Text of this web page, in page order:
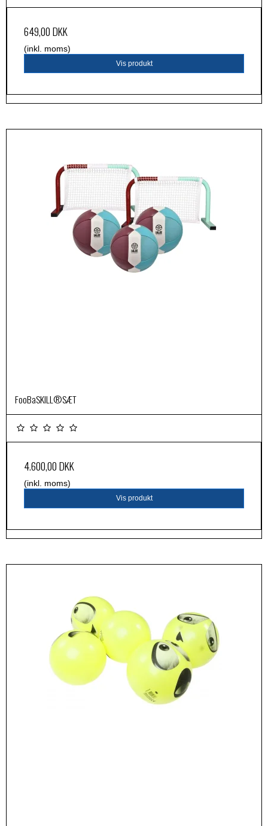
649,00 DKK
(inkl. moms)
Vis produkt
FooBaSKILL®SÆT
4.600,00 DKK
(inkl. moms)
Vis produkt